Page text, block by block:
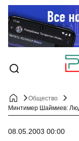
Общество
08.05.2003 00:00